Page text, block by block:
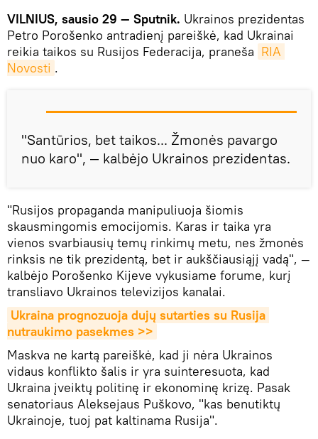
VILNIUS, sausio 29 — Sputnik. Ukrainos prezidentas
Petro Porošenko antradienį pareiškė, kad Ukrainai
reikia taikos su Rusijos Federacija, praneša RIA
Novosti .
"Santūrios, bet taikos... Žmonės pavargo
nuo karo", — kalbėjo Ukrainos prezidentas.
"Rusijos propaganda manipuliuoja šiomis
skausmingomis emocijomis. Karas ir taika yra
vienos svarbiausių temų rinkimų metu, nes žmonės
rinksis ne tik prezidentą, bet ir aukščiausiąjį vadą", —
kalbėjo Porošenko Kijeve vykusiame forume, kurį
transliavo Ukrainos televizijos kanalai.
Ukraina prognozuoja dujų sutarties su Rusija
nutraukimo pasekmes >>
Maskva ne kartą pareiškė, kad ji nėra Ukrainos
vidaus konflikto šalis ir yra suinteresuota, kad
Ukraina įveiktų politinę ir ekonominę krizę. Pasak
senatoriaus Aleksejaus Puškovo, "kas benutiktų
Ukrainoje, tuoj pat kaltinama Rusija".